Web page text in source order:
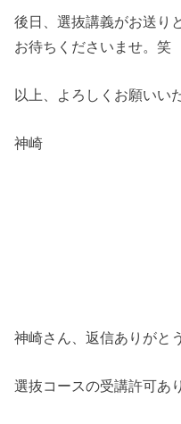
後日、選抜講義がお送り
お待ちくださいませ。笑
以上、よろしくお願いい
神崎
神崎さん、返信ありがと
選抜コースの受講許可あ